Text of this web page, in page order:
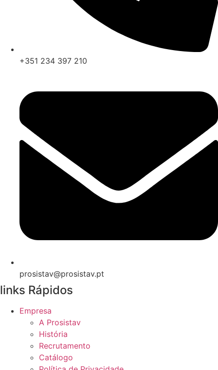
+351 234 397 210
prosistav@prosistav.pt
links Rápidos
Empresa
A Prosistav
História
Recrutamento
Catálogo